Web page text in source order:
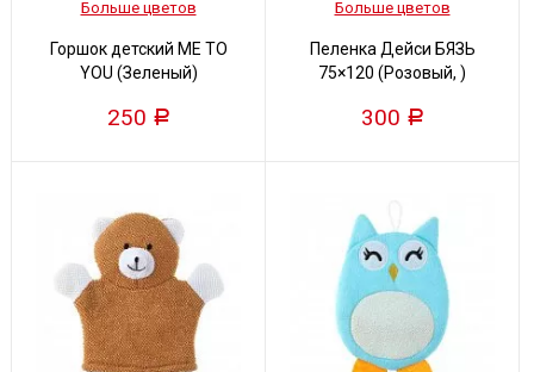
Больше цветов
Горшок детский ME TO
YOU (Зеленый)
250 Р
Больше цветов
Пеленка Дейси БЯЗЬ
75×120 (Розовый, )
300 Р